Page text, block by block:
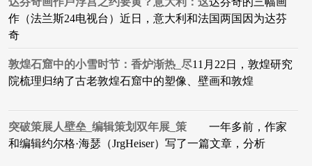
作（法兰斯24电视台）近日，意大利和法国两国因为达芬
奇
敦煌石窟中的小雪时节：香炉渐热_尽11月22日，敦煌研究
院梳理归纳了古老敦煌石窟中的塑像、壁画和敦煌
突破策展人壁垒_编辑策划双年展_策 一年多前，作家
和编辑约尔格·海瑟（JrgHeiser）写了一篇文章，分析